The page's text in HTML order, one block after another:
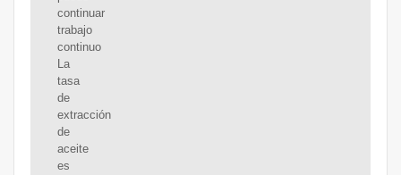
continuar
trabajo
continuo
La
tasa
de
extracción
de
aceite
es